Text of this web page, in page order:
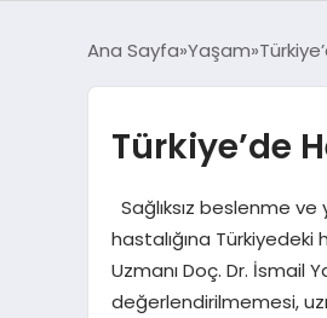
Ana Sayfa Yaşam
Türkiye’de
Sağlıksız beslenme
hastalığına
Uzmanı Doç. Dr.
değerlendirilmemesi,